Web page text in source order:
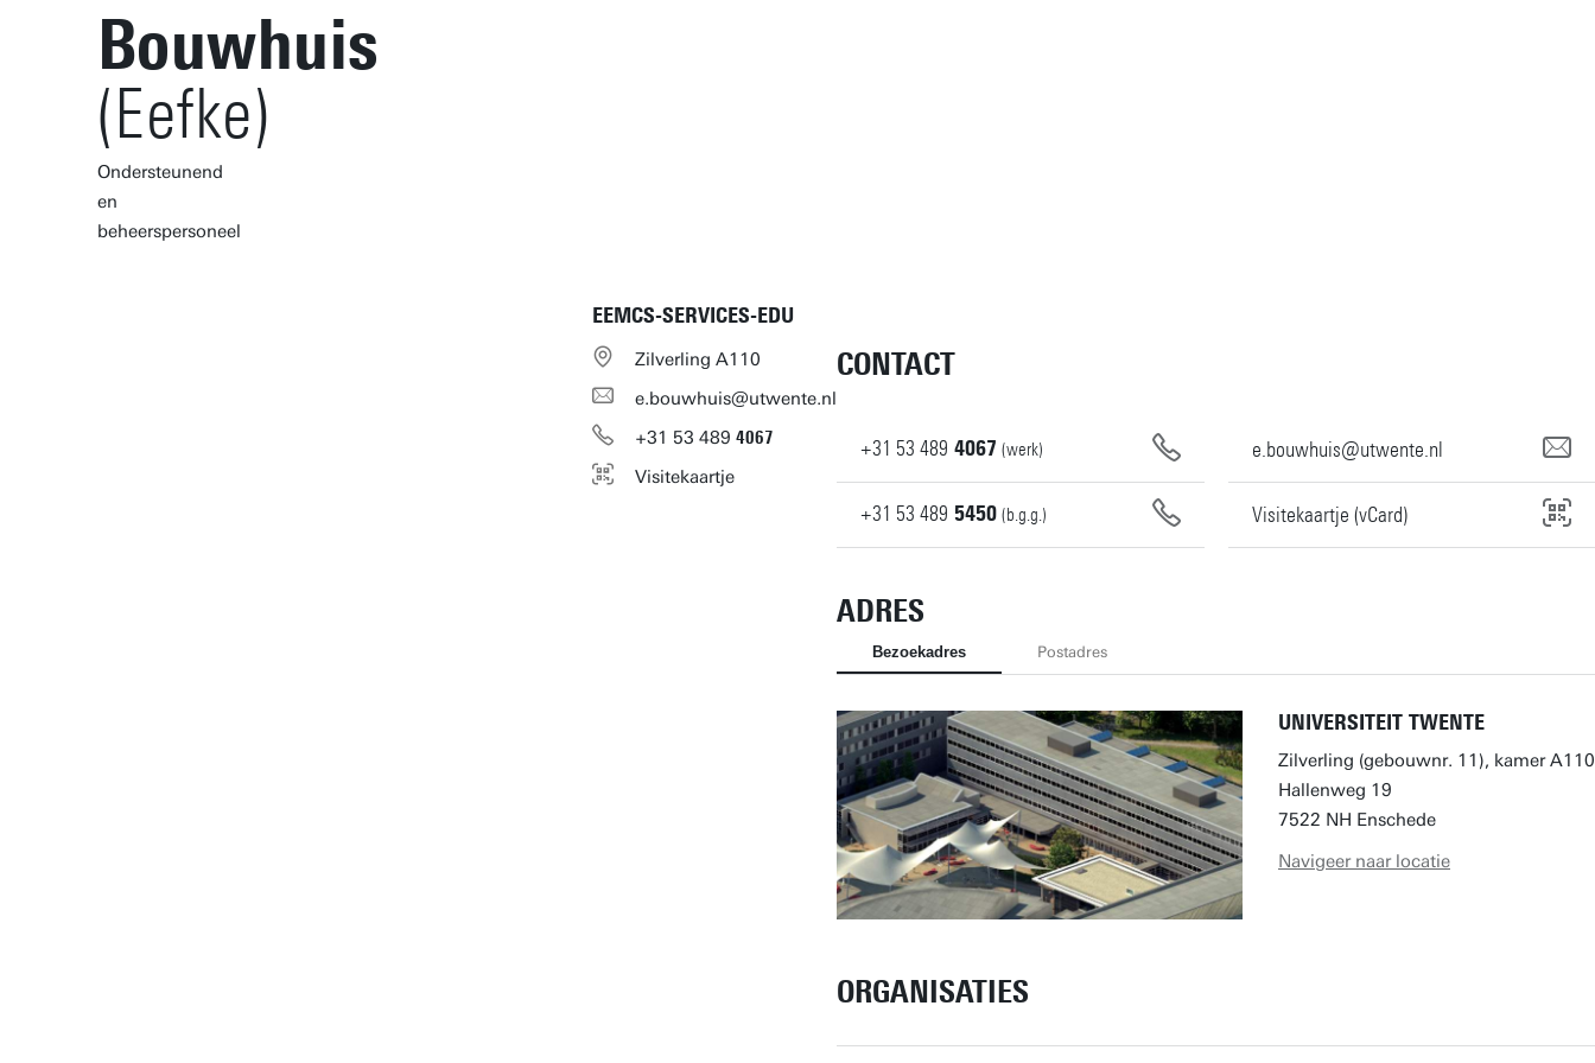
Bouwhuis
(Eefke)
Ondersteunend
en
beheerspersoneel
EEMCS-SERVICES-EDU
Zilverling A110
e.bouwhuis@utwente.nl
+31 53 489 4067
Visitekaartje
CONTACT
+31 53 489 4067 (werk)
+31 53 489 5450 (b.g.g.)
e.bouwhuis@utwente.nl
Visitekaartje (vCard)
ADRES
Bezoekadres Postadres
UNIVERSITEIT TWENTE
Zilverling (gebouwnr. 11), kamer A110
Hallenweg 19
7522 NH Enschede
Navigeer naar locatie
ORGANISATIES